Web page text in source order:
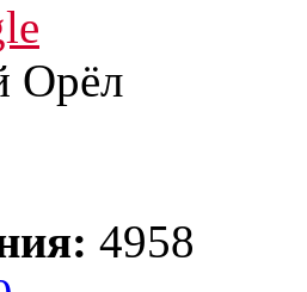
Орёл
4958